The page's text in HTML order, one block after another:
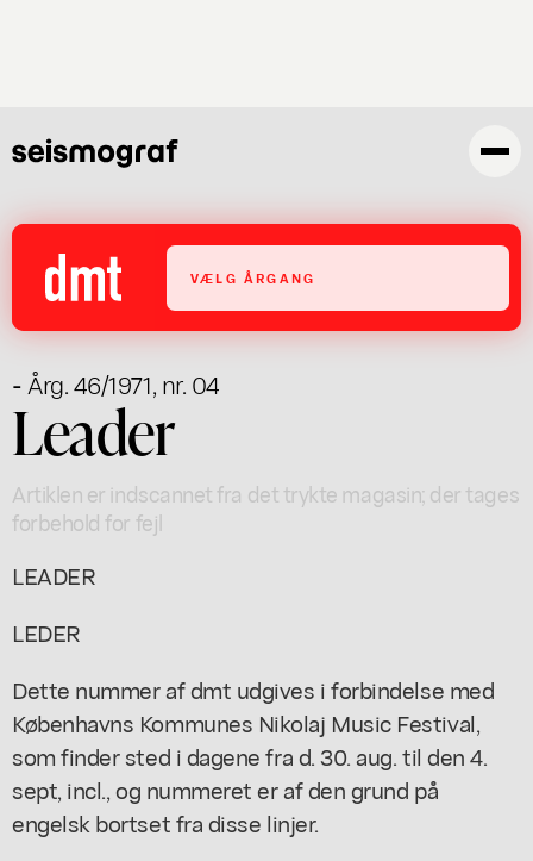
VÆLG ÅRGANG
- Årg. 46/1971, nr. 04
Leader
Artiklen er indscannet fra det trykte magasin; der tages
forbehold for fejl
LEADER
LEDER
Dette nummer af dmt udgives i forbindelse med
Københavns Kommunes Nikolaj Music Festival,
som finder sted i dagene fra d. 30. aug. til den 4.
sept, incl., og nummeret er af den grund på
engelsk bortset fra disse linjer.